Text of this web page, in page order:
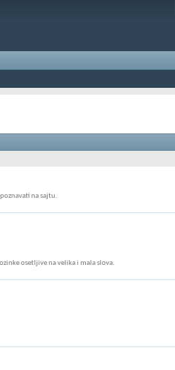
na sajtu.
osetljive na velika i mala slova.